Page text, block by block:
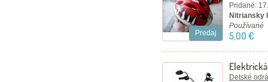
Predaj
Pridané:
Nitriansky
Používané
5,00 €
Detské